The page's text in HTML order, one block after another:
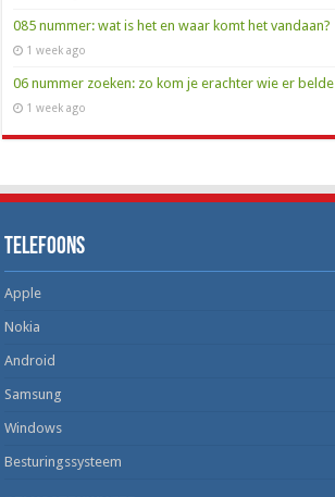
085 nummer: wat is het en waar komt het vandaan?
1 week ago
06 nummer zoeken: zo kom je erachter wie er belde
1 week ago
Telefoons
Apple
Nokia
Android
Samsung
Windows
Besturingssysteem